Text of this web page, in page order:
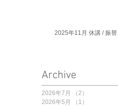
2025年11月 休講 / 振替
Archive
2026年7月 （2）
2026年5月
（1）